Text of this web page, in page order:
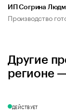
ИП Согрина
Производство
Другие
регионе
ДЕЙСТВУЕТ